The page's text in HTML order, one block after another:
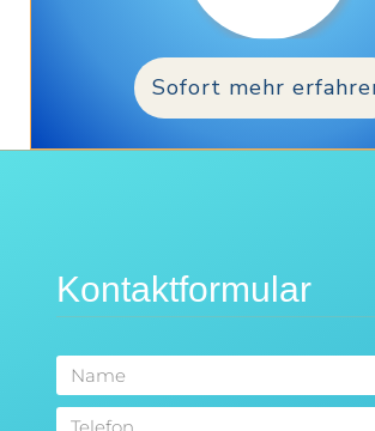
Sofort mehr
Kontaktformular